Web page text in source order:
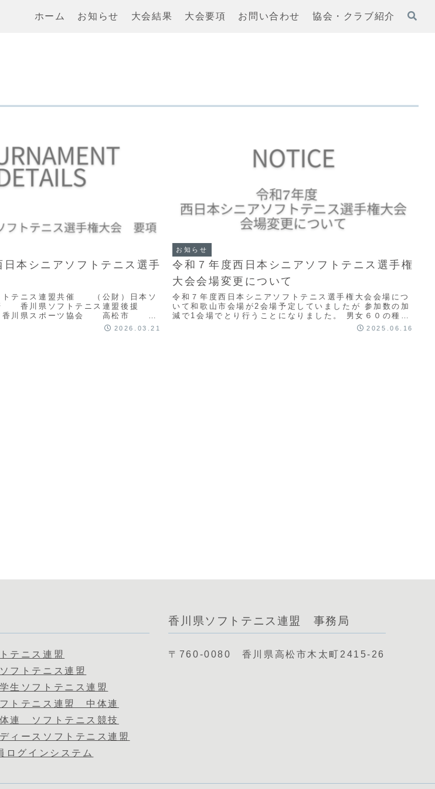
ホーム お知らせ 大会結果 大会要項 お問い合わせ 協会・クラブ紹介
本シニアソフトテニス選手
テニス連盟共催 （公財）日本ソ
管 香川県ソフトテニス連盟後援
川県スポーツ協会 高松市 丸
年６月２０日（土）・２１...2026.03.21
お知らせ
令和７年度西日本シニアソフトテニス選手権
大会会場変更について
令和７年度西日本シニアソフトテニス選手権大会会場につ
いて和歌山市会場が2会場予定していましたが 参加数の加
減で1会場でとり行うことになりました。 男女６０の種別
を紀三井寺公園庭球場からつつじが丘テニス...2025.06.16
テニス連盟
フトテニス連盟
生ソフトテニス連盟
トテニス連盟 中体連
連 ソフトテニス競技
ィースソフトテニス連盟
ログインシステム
香川県ソフトテニス連盟 事務局
〒760-0080 香川県高松市木太町2415-26